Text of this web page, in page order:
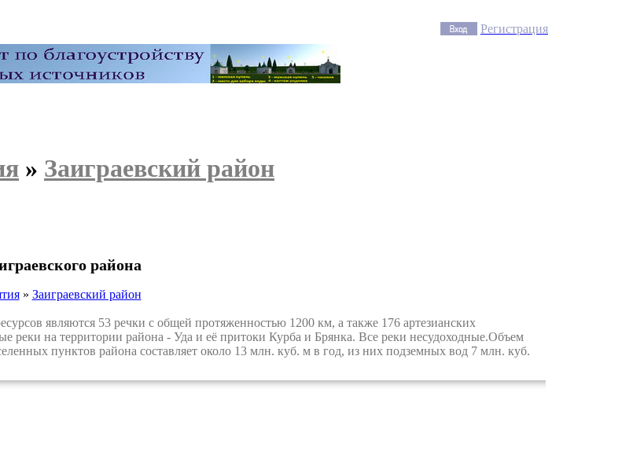
Регистрация
» Заиграевский район
района
» Заиграевский район
являются 53 речки с общей протяженностью 1200 км, а также 176 артезианских
реки на территории района - Уда и её притоки Курба и Брянка. Все реки несудоходные.Объем
пунктов района составляет около 13 млн. куб. м в год, из них подземных вод 7 млн. куб.